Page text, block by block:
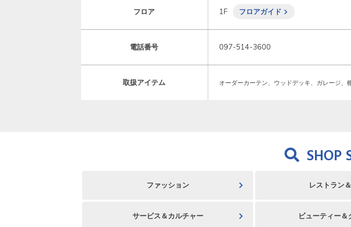
フロア 1F フロアガイド
電話番号 097-514-3600
取扱アイテム オーダーカーテン、ウッドデッキ、ガレージ
SHOP
ファッション レストラン
サービス＆カルチャー ビューティー＆